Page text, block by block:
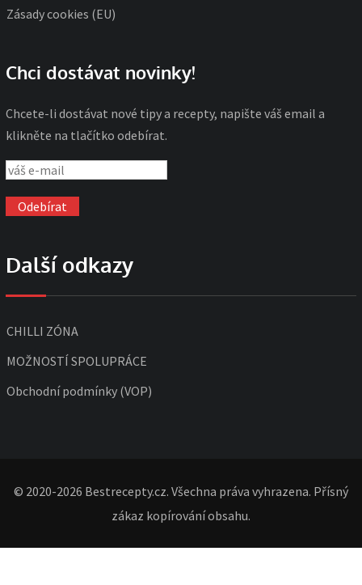
Zásady cookies (EU)
Chci dostávat novinky!
Chcete-li dostávat nové tipy a recepty, napište váš email a
klikněte na tlačítko odebírat.
Další odkazy
CHILLI ZÓNA
MOŽNOSTÍ SPOLUPRÁCE
Obchodní podmínky (VOP)
© 2020-2026 Bestrecepty.cz. Všechna práva vyhrazena. Přísný
zákaz kopírování obsahu.